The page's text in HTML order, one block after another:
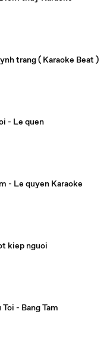
trang ( Karaoke Beat )
- Le quen
- Le quyen Karaoke
kiep nguoi
- Bang Tam